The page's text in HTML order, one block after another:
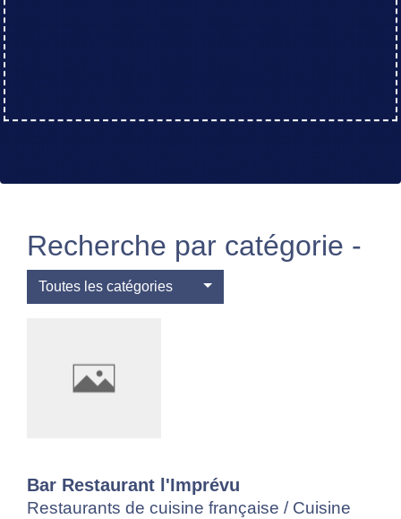
Recherche par catégorie -
Toutes les catégories
Bar Restaurant l'Imprévu
Restaurants de cuisine française / Cuisine